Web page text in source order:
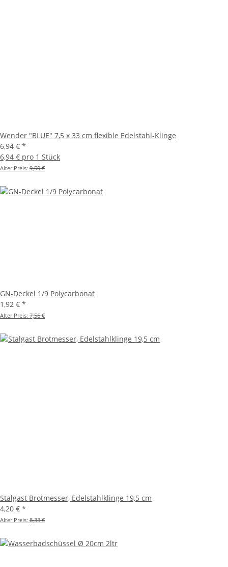
Wender "BLUE" 7,5 x 33 cm flexible Edelstahl-Klinge
6,94 € *
6,94 € pro 1 Stück
Alter Preis: 9,50 €
GN-Deckel 1/9 Polycarbonat
1,92 € *
Alter Preis: 7,56 €
Stalgast Brotmesser, Edelstahlklinge 19,5 cm
4,20 € *
Alter Preis: 8,33 €